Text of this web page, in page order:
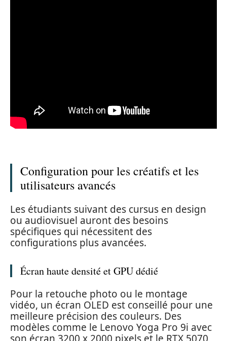
Configuration pour les créatifs et les
utilisateurs avancés
Les étudiants suivant des cursus en design
ou audiovisuel auront des besoins
spécifiques qui nécessitent des
configurations plus avancées.
Écran haute densité et GPU dédié
Pour la retouche photo ou le montage
vidéo, un écran OLED est conseillé pour une
meilleure précision des couleurs. Des
modèles comme le Lenovo Yoga Pro 9i avec